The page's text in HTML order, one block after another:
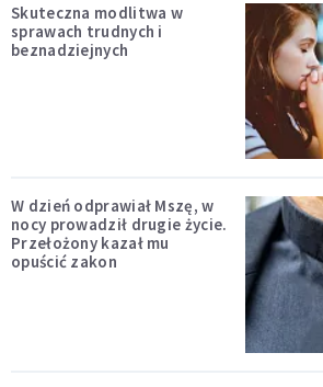
Skuteczna modlitwa w
sprawach trudnych i
beznadziejnych
W dzień odprawiał Mszę, w
nocy prowadził drugie życie.
Przełożony kazał mu
opuścić zakon